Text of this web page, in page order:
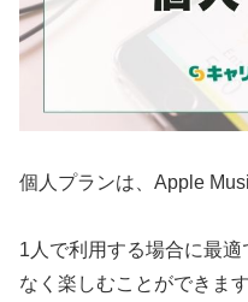
個人プランは、Apple
1人で利用する場合に最
なく楽しむことができま